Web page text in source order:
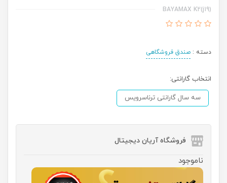
BAYAMAX K2(j19)
دسته : صندق فروشگاهی
انتخاب گارانتی:
سه سال گارانتی ترناسرویس
فروشگاه آریان دیجیتال
ناموجود